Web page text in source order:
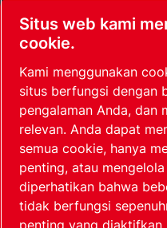
Peta situsKelola
Situs web kami
cookie.
Kami menggunakan
situs berfungsi dengan
pengalaman Anda, dan
relevan. Anda dapat
semua cookie, hanya
penting, atau
diperhatikan bahwa
tidak berfungsi